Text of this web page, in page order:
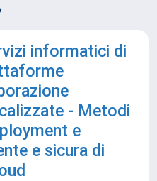
informatici di
- Metodi
e
e sicura di